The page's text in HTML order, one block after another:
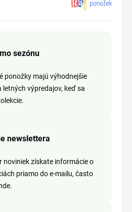
sezónu
ponožky majú výhodnejšie
letných výpredajov, keď sa
newslettera
noviniek získate informácie o
priamo do e-mailu, často